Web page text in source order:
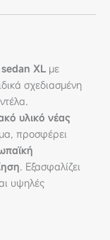
XL με
σχεδιασμένη
υλικό νέας
προσφέρει
. Εξασφαλίζει
υψηλές